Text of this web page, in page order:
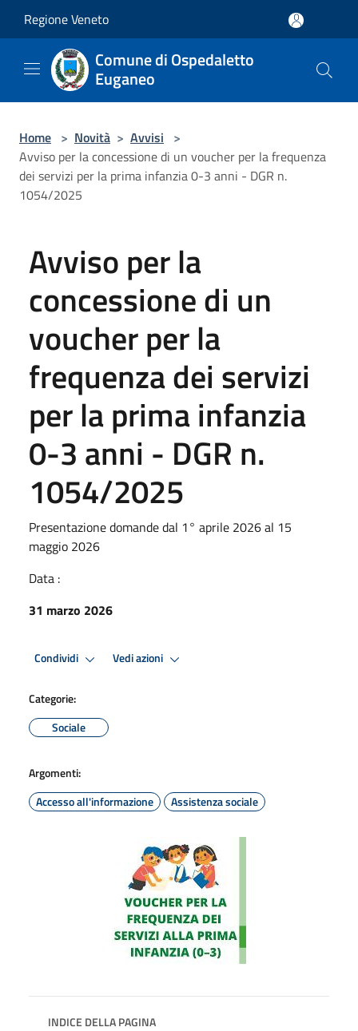
Regione Veneto
Comune di Ospedaletto
Euganeo
Home > Novità > Avvisi >
Avviso per la concessione di un voucher per la frequenza
dei servizi per la prima infanzia 0-3 anni - DGR n.
1054/2025
Avviso per la
concessione di un
voucher per la
frequenza dei servizi
per la prima infanzia
0-3 anni - DGR n.
1054/2025
Presentazione domande dal 1° aprile 2026 al 15
maggio 2026
Data :
31 marzo 2026
Condividi Vedi azioni
Categorie:
Sociale
Argomenti:
Accesso all'informazione
Assistenza sociale
INDICE DELLA PAGINA